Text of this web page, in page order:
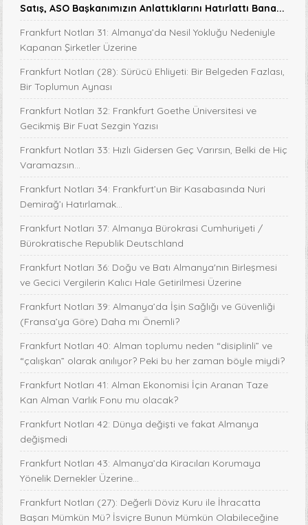
Satış, ASO Başkanımızın Anlattıklarını Hatırlattı Bana...
Frankfurt Notları 31: Almanya’da Nesil Yokluğu Nedeniyle
Kapanan Şirketler Üzerine
Frankfurt Notları (28): Sürücü Ehliyeti: Bir Belgeden Fazlası,
Bir Toplumun Aynası
Frankfurt Notları 32: Frankfurt Goethe Üniversitesi ve
Gecikmiş Bir Fuat Sezgin Yazısı
Frankfurt Notları 33: Hızlı Gidersen Geç Varırsın, Belki de Hiç
Varamazsın...
Frankfurt Notları 34: Frankfurt’un Bir Kasabasında Nuri
Demirağ’ı Hatırlamak…
Frankfurt Notları 37: Almanya Bürokrasi Cumhuriyeti /
Bürokratische Republik Deutschland
Frankfurt Notları 36: Doğu ve Batı Almanya'nın Birleşmesi
ve Gecici Vergilerin Kalıcı Hale Getirilmesi Üzerine
Frankfurt Notları 39: Almanya’da İşin Sağlığı ve Güvenliği
(Fransa’ya Göre) Daha mı Önemli?
Frankfurt Notları 40: Alman toplumu neden “disiplinli” ve
“çalışkan” olarak anılıyor? Peki bu her zaman böyle miydi?
Frankfurt Notları 41: Alman Ekonomisi İçin Aranan Taze
Kan Alman Varlık Fonu mu olacak?
Frankfurt Notları 42: Dünya değişti ve fakat Almanya
değişmedi
Frankfurt Notları 43: Almanya’da Kiracıları Korumaya
Yönelik Dernekler Üzerine...
Frankfurt Notları (27): Değerli Döviz Kuru ile İhracatta
Başarı Mümkün Mü? İsviçre Bunun Mümkün Olabileceğine